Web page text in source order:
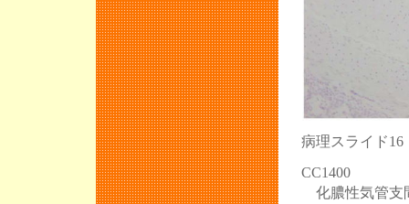
病理スライド
CC1400
化膿性気管支